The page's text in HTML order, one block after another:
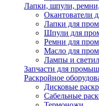
Лапки, шпули,
Окантователи
Лапки для
Шпули для
Ремни для
Масло для
Лампы и
Запчасти для
Раскройное
Дисковые
Сабельные